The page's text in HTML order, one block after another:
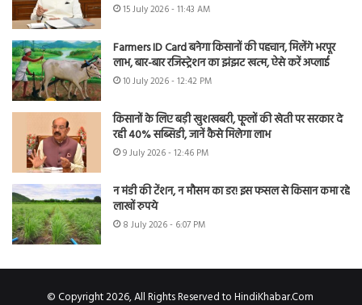
15 July 2026 - 11:43 AM
Farmers ID Card बनेगा किसानों की पहचान, मिलेंगे भरपूर
लाभ, बार-बार रजिस्ट्रेशन का झंझट खत्म, ऐसे करें अप्लाई
10 July 2026 - 12:42 PM
किसानों के लिए बड़ी खुशखबरी, फूलों की खेती पर सरकार दे
रही 40% सब्सिडी, जानें कैसे मिलेगा लाभ
9 July 2026 - 12:46 PM
न मंडी की टेंशन, न मौसम का डर! इस फसल से किसान कमा रहे
लाखों रुपये
8 July 2026 - 6:07 PM
© Copyright 2026, All Rights Reserved to HindiKhabar.Com